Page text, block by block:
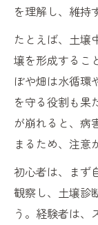
を理解し、維持
たとえば、土壌
壌を形成するこ
ぼや畑は水循環
を守る役割も果
が崩れると、病
まるため、注意
初心者は、まず
観察し、土壌診
う。経験者は、